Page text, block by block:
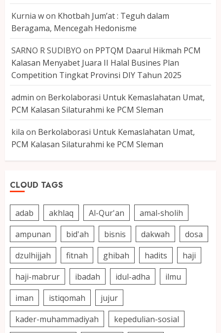
Kurnia won Khotbah Jum’at : Teguh dalam
Beragama, Mencegah Hedonisme
SARNO R SUDIBYO on PPTQM Daarul Hikmah PCM
Kalasan Menyabet Juara II Halal Busines Plan
Competition Tingkat Provinsi DIY Tahun 2025
admin on Berkolaborasi Untuk Kemaslahatan Umat,
PCM Kalasan Silaturahmi ke PCM Sleman
kila on Berkolaborasi Untuk Kemaslahatan Umat,
PCM Kalasan Silaturahmi ke PCM Sleman
CLOUD TAGS
adab akhlaq Al-Qur'an
amal-sholih
ampunan
bid'ah bisnis dakwah
dosa
dzulhijjah
fitnah ghibah hadits
haji
haji-mabrur
ibadah idul-adha
ilmu
iman
istiqomah
jujur
kader-muhammadiyah
kepedulian-sosial